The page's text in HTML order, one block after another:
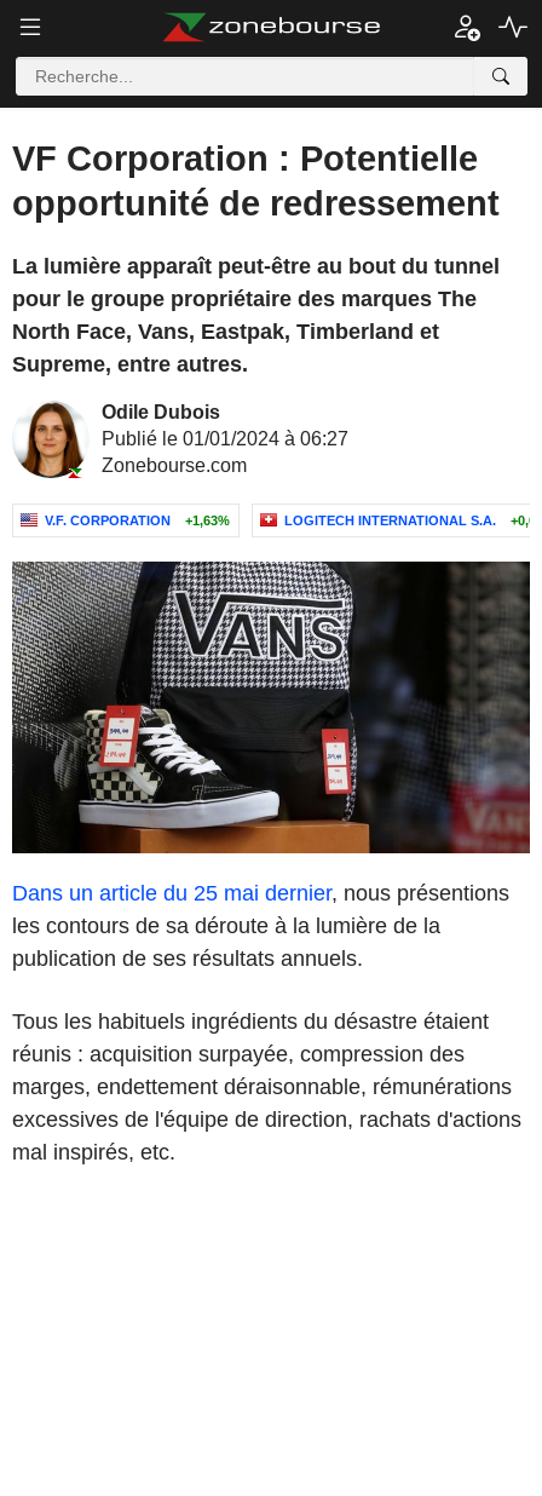
VF Corporation : Potentielle
opportunité de redressement
La lumière apparaît peut-être au bout du tunnel
pour le groupe propriétaire des marques The
North Face, Vans, Eastpak, Timberland et
Supreme, entre autres.
Odile Dubois
Publié le 01/01/2024 à 06:27
Zonebourse.com
V.F. CORPORATION +1,63% LOGITECH INTERNATIONAL S.A.
Dans un article du 25 mai dernier, nous présentions
les contours de sa déroute à la lumière de la
publication de ses résultats annuels.
Tous les habituels ingrédients du désastre étaient
réunis : acquisition surpayée, compression des
marges, endettement déraisonnable, rémunérations
excessives de l'équipe de direction, rachats d'actions
mal inspirés, etc.